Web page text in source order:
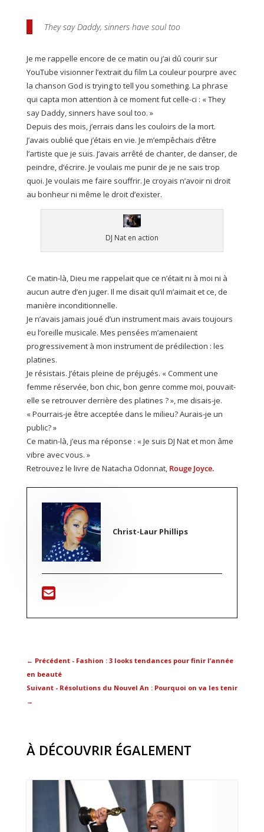
They say Daddy, sinners have soul too
Je me rappelle encore de ce matin ou j’ai dû courir sur
YouTube visionner l’extrait du film La couleur pourpre avec
la chanson God is trying to tell you something. La phrase
qui capta mon attention à ce moment fut celle-ci : « They
say Daddy, sinners have soul too. »
Depuis des mois, j’errais dans les couloirs de la mort.
J’avais oublié que j’étais en vie. Je m’empêchais d’être
l’artiste que je suis. J’avais arrêté de chanter, de danser, de
peindre, d’écrire. Je voulais me punir de je ne sais trop
quoi. Je voulais me faire souffrir. Je croyais n’avoir ni droit
au bonheur ni même le droit d’exister.
DJ Nat en action
Ce matin-là, Dieu me rappelait que ce n’était ni à moi ni à
aucun autre d’en juger. Il me disait qu’il m’aimait et ce, de
manière inconditionnelle.
Je n’avais jamais joué d’un instrument mais avais toujours
eu l’oreille musicale. Mes pensées m’amenaient
progressivement à mon instrument de prédilection : les
platines.
Je résistais. J’étais pleine de préjugés. « Comment une
femme réservée, bon chic, bon genre comme moi, pouvait-
elle se retrouver derrière des platines ? », me disais-je.
« Pourrais-je être acceptée dans le milieu? Aurais-je un
public? »
Ce matin-là, j’eus ma réponse : « Je suis DJ Nat et mon âme
vibre avec vous. »
Retrouvez le livre de Natacha Odonnat, Rouge Joyce.
Christ-Laur Phillips
← Précédent - Fashion : 3 looks tendances pour finir l’année
en beauté
Suivant - Résolutions du Nouvel An : Pourquoi on va les tenir
→
À DÉCOUVRIR ÉGALEMENT